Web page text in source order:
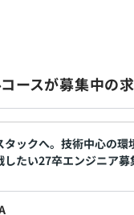
の従業員にはリモー
しています。
Macbook Proを支給
発環境構築費を利用
万円まで）
（月1万円まで）
手当（5,000円）
定外労働時間の実績
暇の平均取得日数
児休業取得者数／出
くする/成功させる
高めた
しでも役に立つサ
ディアを実現させ
ンジニアからの応募
ースが募集中の
タックへ。技術中心の
したい27卒エンジニア募